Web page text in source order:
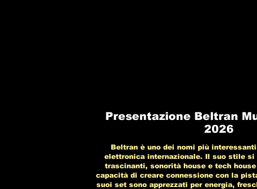
Presentazione Beltran
2026
Beltran è uno dei nomi più
elettronica internazionale. Il suo stile si
trascinanti, sonorità house e tech
capacità di creare connessione con la
suoi set sono apprezzati per energia,